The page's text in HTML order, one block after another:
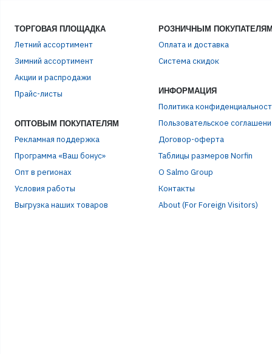
ТОРГОВАЯ ПЛОЩАДКА
Летний ассортимент
Зимний ассортимент
Акции и распродажи
Прайс-листы
ОПТОВЫМ ПОКУПАТЕЛЯМ
Рекламная поддержка
Программа «Ваш бонус»
Опт в регионах
Условия работы
Выгрузка наших товаров
РОЗНИЧНЫМ
Оплата и доставка
Система скидок
ИНФОРМАЦИЯ
Политика
Пользовательское
Договор-оферта
Таблицы размеров Norfin
О Salmo Group
Контакты
About (For Foreign Visitors)